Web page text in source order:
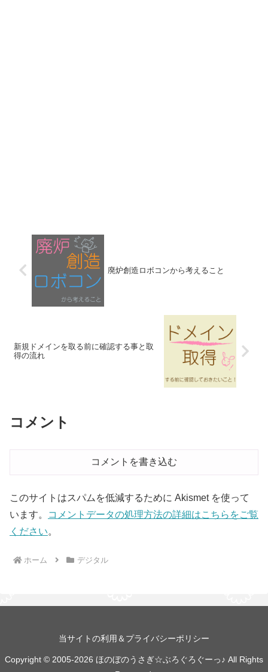
廃炉創造ロボコンから考えること
新規ドメインを取る前に確認する事と取
得の流れ
コメント
コメントを書き込む
このサイトはスパムを低減するために Akismet を使って
います。
コメントデータの処理方法の詳細はこちらをご覧
ください。
ホーム デジタル
当サイトの利用＆プライバシーポリシー
Copyright © 2005-2026 ほのぼのうさぎ☆ぶろぐろぐーっ♪ All Rights